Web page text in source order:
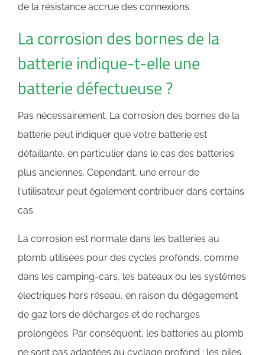
de la résistance accrue des connexions.
La corrosion des bornes de la
batterie indique-t-elle une
batterie défectueuse ?
Pas nécessairement. La corrosion des bornes de la
batterie peut indiquer que votre batterie est
défaillante, en particulier dans le cas des batteries
plus anciennes. Cependant, une erreur de
l'utilisateur peut également contribuer dans certains
cas.
La corrosion est normale dans les batteries au
plomb utilisées pour des cycles profonds, comme
dans les camping-cars, les bateaux ou les systèmes
électriques hors réseau, en raison du dégagement
de gaz lors de décharges et de recharges
prolongées. Par conséquent, les batteries au plomb
ne sont pas adaptées au cyclage profond ; les piles